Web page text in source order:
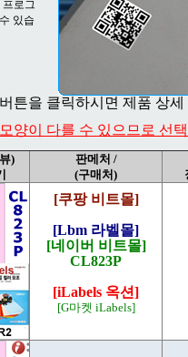
프로그
있습
튼을 클릭하시면 제품 상세
양이 다를 수 있으므로 선택
)
판메처 /
(구매처)
[쿠팡 비트몰]
[Lbm 라벨몰]
[네이버 비트몰]
CL823P
[iLabels 옥션]
[G마켓 iLabels]